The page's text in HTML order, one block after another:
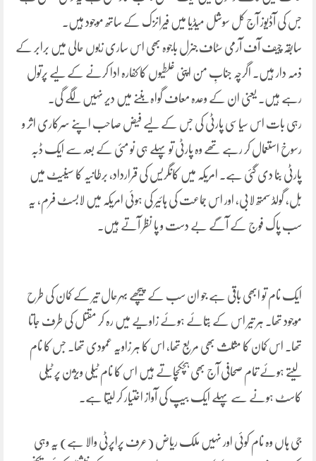
جس کی آڈیوز آج کل سوشل میڈیا میں فیرانزک کے ساتھ موجود ہیں۔
سابقہ چیف آف آرمی سٹاف جنرل باجوہ بھی اس ساری زبوں حالی میں برابر کے
ذمہ دار ہیں۔ اگرچہ جنابِ من اپنی غلطیوں کا کفارہ ادا کرنے کے لیے پرتول
رہے ہیں۔ یعنی ان کے وعدہ معاف گواہ بننے میں دیر نہیں لگے گی۔
رہی بات اس سیاسی پارٹی کی جس کے لیے فیض صاحب اپنے سرکاری اثر و
رسوخ استعمال کر رہے تھے وہ پارٹی تو پہلے ہی نو مئی کے بعد سے ایک ڈبہ
پارٹی بنا دی گئی ہے۔ امریکہ میں کانگریس کی قرارداد، برطانیہ کا سینیٹ میں
بل، گولڈ سمتھ لابی، اور اس جماعت کی ہائیر کی ہوئی امریکہ میں لابسٹ فرم، یہ
سب پاک فوج کے آگے بے دست و پا نظر آتے ہیں۔
ایک نام تو ابھی باقی ہے جو ان سب کے پیچھے بہرحال تیر کے کمان کی طرح
موجود تھا۔ ہر تیر اس کے بتائے ہوئے زاویے میں رہ کر مقتل کی طرف جاتا
تھا۔ اس کمان کا مثلث بھی مربع تھا، اس کا ہر زاویہ عمودی تھا۔ جس کا نام
لیتے ہوئے تمام صحافی آج بھی ہچکچاتے ہیں اس کا نام ٹیلی ویژن پر ٹیلی
کاسٹ ہونے سے پہلے ایک بیپ کی آواز اختیار کر لیتا ہے۔
جی ہاں وہ نام کوئی اور نہیں ملک ریاض (عرف پراپرٹی والا ہے) یہ وہی